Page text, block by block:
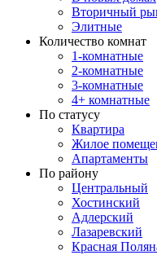
Вторичный
Элитные
Количество комнат
1-комнатные
2-комнатные
3-комнатные
4+ комнатные
По статусу
Квартира
Жилое
Апартаменты
По району
Центральный
Хостинский
Адлерский
Лазаревский
Красная